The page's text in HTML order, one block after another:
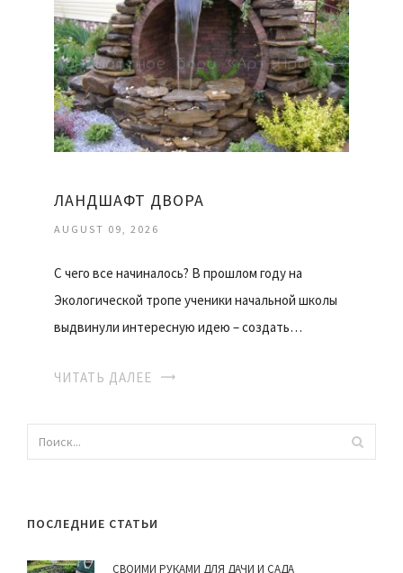
ЛАНДШАФТ ДВОРА
AUGUST 09, 2026
С чего все начиналось? В прошлом году на
Экологической тропе ученики начальной школы
выдвинули интересную идею – создать…
ЧИТАТЬ ДАЛЕЕ
ПОСЛЕДНИЕ СТАТЬИ
СВОИМИ РУКАМИ ДЛЯ ДАЧИ И САДА